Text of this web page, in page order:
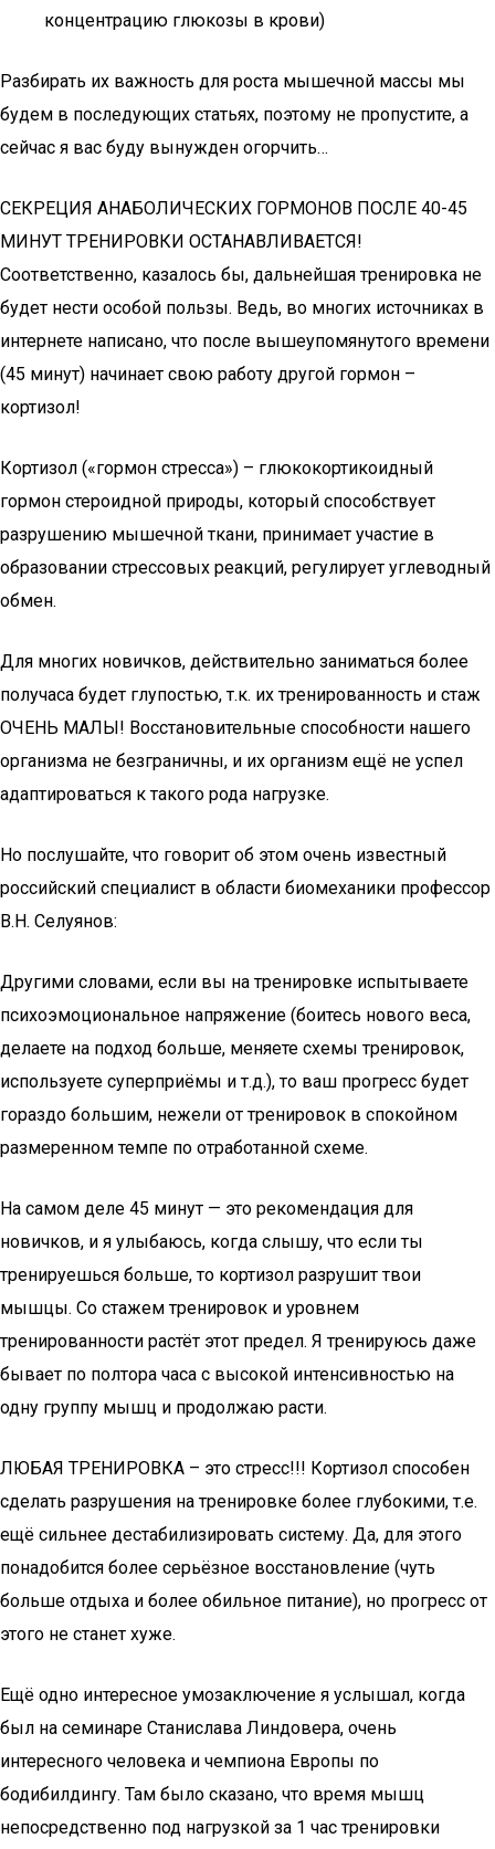
концентрацию глюкозы в крови)
Разбирать их важность для роста мышечной массы мы
будем в последующих статьях, поэтому не пропустите, а
сейчас я вас буду вынужден огорчить…
СЕКРЕЦИЯ АНАБОЛИЧЕСКИХ ГОРМОНОВ ПОСЛЕ 40-45
МИНУТ ТРЕНИРОВКИ ОСТАНАВЛИВАЕТСЯ!
Соответственно, казалось бы, дальнейшая тренировка не
будет нести особой пользы. Ведь, во многих источниках в
интернете написано, что после вышеупомянутого времени
(45 минут) начинает свою работу другой гормон –
кортизол!
Кортизол («гормон стресса») – глюкокортикоидный
гормон стероидной природы, который способствует
разрушению мышечной ткани, принимает участие в
образовании стрессовых реакций, регулирует углеводный
обмен.
Для многих новичков, действительно заниматься более
получаса будет глупостью, т.к. их тренированность и стаж
ОЧЕНЬ МАЛЫ! Восстановительные способности нашего
организма не безграничны, и их организм ещё не успел
адаптироваться к такого рода нагрузке.
Но послушайте, что говорит об этом очень известный
российский специалист в области биомеханики профессор
В.Н. Селуянов:
Другими словами, если вы на тренировке испытываете
психоэмоциональное напряжение (боитесь нового веса,
делаете на подход больше, меняете схемы тренировок,
используете суперприёмы и т.д.), то ваш прогресс будет
гораздо большим, нежели от тренировок в спокойном
размеренном темпе по отработанной схеме.
На самом деле 45 минут — это рекомендация для
новичков, и я улыбаюсь, когда слышу, что если ты
тренируешься больше, то кортизол разрушит твои
мышцы. Со стажем тренировок и уровнем
тренированности растёт этот предел. Я тренируюсь даже
бывает по полтора часа с высокой интенсивностью на
одну группу мышц и продолжаю расти.
ЛЮБАЯ ТРЕНИРОВКА – это стресс!!! Кортизол способен
сделать разрушения на тренировке более глубокими, т.е.
ещё сильнее дестабилизировать систему. Да, для этого
понадобится более серьёзное восстановление (чуть
больше отдыха и более обильное питание), но прогресс от
этого не станет хуже.
Ещё одно интересное умозаключение я услышал, когда
был на семинаре Станислава Линдовера, очень
интересного человека и чемпиона Европы по
бодибилдингу. Там было сказано, что время мышц
непосредственно под нагрузкой за 1 час тренировки